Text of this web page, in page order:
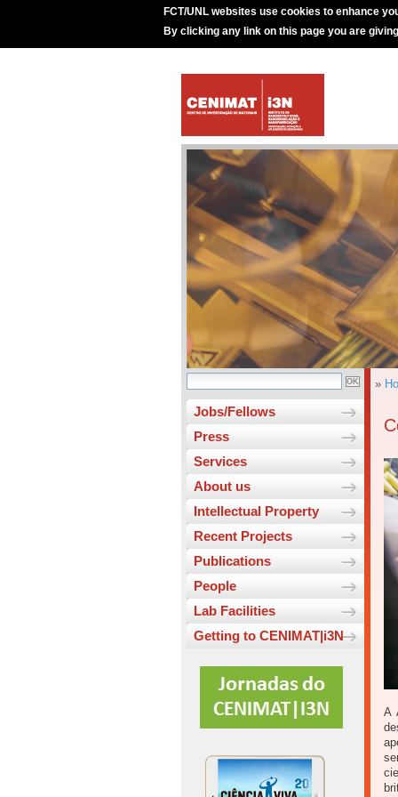
FCT/UNL websites use cookies to enhance
By clicking any link on this page you are
Jobs/Fellows
Press
Services
About us
Intellectual Property
Recent Projects
Publications
People
Lab Facilities
Getting to CENIMAT|i3N
»
A